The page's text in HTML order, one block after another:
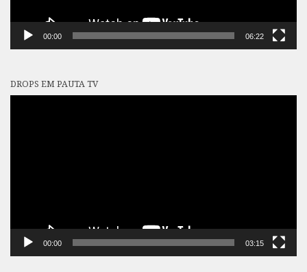
00:00 06:22
DROPS EM PAUTA TV
00:00 03:15